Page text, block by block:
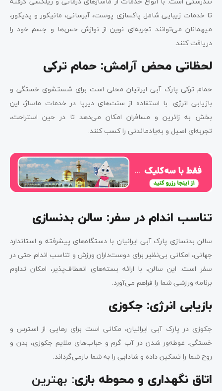
تا خدمات زیبایی شامل پاکسازی پوست، آبرسانی، مانیکور و پدیکور،
میهمانان می‌توانند تجربه‌ای نوین از نوازش حس‌ها و جسم خود را
دریافت کنند.
لحظاتی محض آرامش: حمام ترکی
حمام ترکی پارک آبی ایرانیان محلی است برای شستشوی خستگی و
بازیابی انرژی. با استفاده از سنت‌های دیرپا در خدمات ماساژ، این
بخش به زائرین و مسافران امکان می‌دهد تا در حین استراحت،
تجربه‌ای اصیل و به‌یادماندنی را کسب کنند.
تناسب اندام در سفر: سالن بدنسازی
سالن بدنسازی پارک آبی ایرانیان با دستگاه‌های پیشرفته و استاندارد
جهانی، امکانی بی‌نظیر برای دوست‌داران ورزش و تناسب اندام حتی در
سفر است. این سالن، با ارائه بسته‌های انعطاف‌پذیر، امکان تداوم
برنامه ورزشی شما را فراهم می‌آورد.
بازیابی انرژی: جکوزی
جکوزی در پارک آبی ایرانیان، مکانی است برای رهایی از استرس و
خستگی. غوطه‌ور شدن در آب گرم و حباب‌های ملایم جکوزی، بدن و
روح شما را تسکین داده و شادابی را به شما بازمی‌گرداند.
اتاق نگهداری و محوطه بازی: بهترین